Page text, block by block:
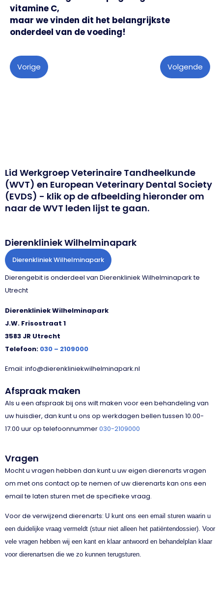
vitamine C,
maar we vinden dit het belangrijkste
onderdeel van de voeding!
Vorige Volgende
Lid Werkgroep Veterinaire Tandheelkunde
(WVT) en European Veterinary Dental Society
(EVDS) - klik op de afbeelding hieronder om
naar de WVT leden lijst te gaan.
Dierenkliniek Wilhelminapark
Dierenkliniek Wilhelminapark
Dierengebit is onderdeel van Dierenkliniek Wilhelminapark te
Utrecht
Dierenkliniek Wilhelminapark
J.W. Frisostraat 1
3583 JR Utrecht
Telefoon: 030 – 2109000
Email: info@dierenkliniekwilhelminapark.nl
Afspraak maken
Als u een afspraak bij ons wilt maken voor een behandeling van
uw huisdier, dan kunt u ons op werkdagen bellen tussen 10.00-
17.00 uur op telefoonnummer030-2109000
Vragen
Mocht u vragen hebben dan kunt u uw eigen dierenarts vragen
om met ons contact op te nemen of uw dierenarts kan ons een
email te laten sturen met de specifieke vraag.
Voor de verwijzend dierenarts: U kunt ons een email sturen waarin u
een duidelijke vraag vermeldt (stuur niet alleen het patiëntendossier). Voor
vele vragen hebben wij een kant en klaar antwoord en behandelplan klaar
voor dierenartsen die we zo kunnen terugsturen.